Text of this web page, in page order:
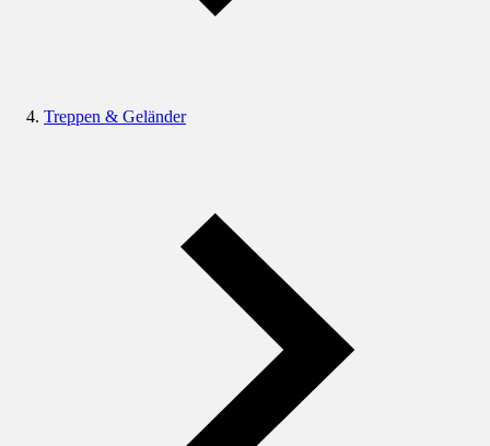
Treppen & Geländer